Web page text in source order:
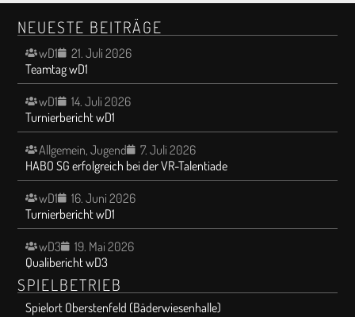
NEUESTE BEITRÄGE
wD1
21. Juli 2026
Teamtag wD1
wD1
14. Juli 2026
Turnierbericht wD1
Allgemein,Jugend
7. Juli 2026
HABO SG erfolgreich bei der VR-Talentiade
wD1
16. Juni 2026
Turnierbericht wD1
wD3
19. Mai 2026
Qualibericht wD3
SPIELBETRIEB
Spielort Oberstenfeld (Bäderwiesenhalle)